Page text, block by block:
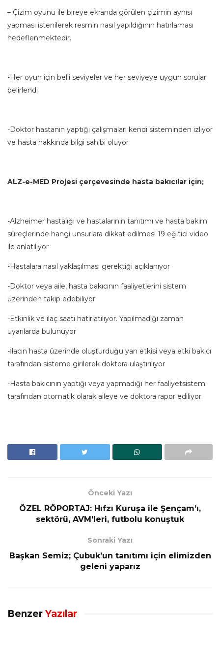
– Çizim oyunu ile bireye ekranda görülen çizimin aynısı
yapması istenilerek resmin nasıl yapıldığının hatırlaması
hedeflenmektedir.
-Her oyun için belli seviyeler ve her seviyeye uygun sorular
belirlendi
-Doktor hastanın yaptığı çalışmaları kendi sisteminden izliyor
ve hasta hakkında bilgi sahibi oluyor
ALZ-e-MED Projesi çerçevesinde hasta bakıcılar için;
-Alzheimer hastalığı ve hastalarının tanıtımı ve hasta bakım
süreçlerinde hangi unsurlara dikkat edilmesi 19 eğitici video
ile anlatılıyor
-Hastalara nasıl yaklaşılması gerektiği açıklanıyor
-Doktor veya aile, hasta bakıcının faaliyetlerini sistem
üzerinden takip edebiliyor
-Etkinlik ve ilaç saati hatırlatılıyor. Yapılmadığı zaman
uyarılarda bulunuyor
-İlacın hasta üzerinde oluşturduğu yan etkisi veya etki bakıcı
tarafından sisteme girilerek doktora ulaştırılıyor
-Hasta bakıcının yaptığı veya yapmadığı her faaliyetsistem
tarafından otomatik olarak aileye ve doktora rapor ediliyor.
Önceki Yazı
ÖZEL RÖPORTAJ: Hıfzı Kuruşa ile Şençam’ı,
sektörü, AVM’leri, futbolu konuştuk
Sonraki Yazı
Başkan Semiz; Çubuk’un tanıtımı için elimizden
geleni yaparız
Benzer Yazılar